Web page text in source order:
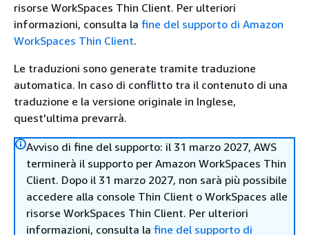
risorse WorkSpaces Thin Client. Per ulteriori
informazioni, consulta la fine del supporto di Amazon
WorkSpaces Thin Client.
Le traduzioni sono generate tramite traduzione
automatica. In caso di conflitto tra il contenuto di una
traduzione e la versione originale in Inglese,
quest'ultima prevarrà.
Avviso di fine del supporto: il 31 marzo 2027, AWS
terminerà il supporto per Amazon WorkSpaces Thin
Client. Dopo il 31 marzo 2027, non sarà più possibile
accedere alla console Thin Client o WorkSpaces alle
risorse WorkSpaces Thin Client. Per ulteriori
informazioni, consulta la fine del supporto di